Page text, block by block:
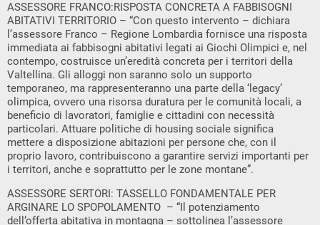
ASSESSORE FRANCO:RISPOSTA CONCRETA A FABBISOGNI
ABITATIVI TERRITORIO – “Con questo intervento – dichiara
l’assessore Franco – Regione Lombardia fornisce una risposta
immediata ai fabbisogni abitativi legati ai Giochi Olimpici e, nel
contempo, costruisce un’eredità concreta per i territori della
Valtellina. Gli alloggi non saranno solo un supporto
temporaneo, ma rappresenteranno una parte della ‘legacy’
olimpica, ovvero una risorsa duratura per le comunità locali, a
beneficio di lavoratori, famiglie e cittadini con necessità
particolari. Attuare politiche di housing sociale significa
mettere a disposizione abitazioni per persone che, con il
proprio lavoro, contribuiscono a garantire servizi importanti per
i territori, anche e soprattutto per le zone montane”.
ASSESSORE SERTORI: TASSELLO FONDAMENTALE PER
ARGINARE LO SPOPOLAMENTO – “Il potenziamento
dell’offerta abitativa in montagna – sottolinea l’assessore